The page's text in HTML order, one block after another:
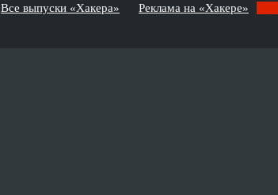
Все выпуски «Хакера» Реклама на «Хакере»